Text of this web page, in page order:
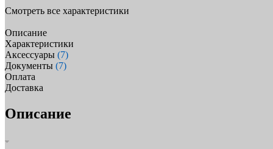
Смотреть все характеристики
Описание
Характеристики
Аксессуары (7)
Документы (7)
Оплата
Доставка
Описание